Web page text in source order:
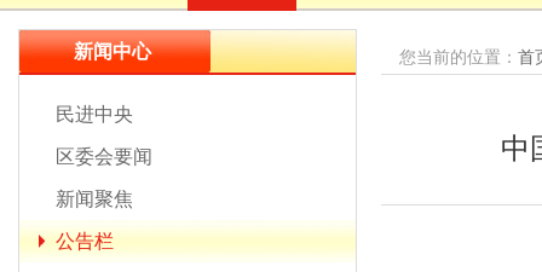
新闻中心
民进中央
区委会要闻
新闻聚焦
公告栏
您当前的位置： 首
中